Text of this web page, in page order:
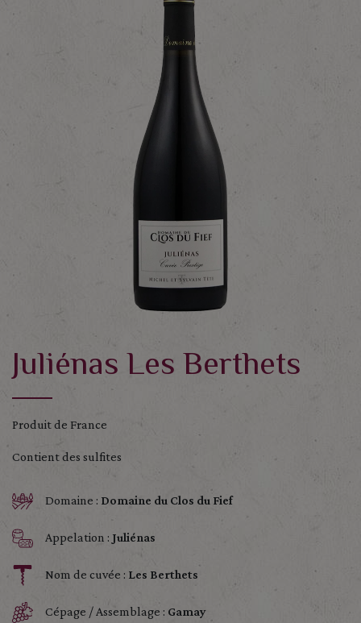
Juliénas Les Berthets
Produit de France
Contient des sulfites
Domaine : Domaine du Clos du Fief
Appelation : Juliénas
Nom de cuvée : Les Berthets
Cépage / Assemblage : Gamay